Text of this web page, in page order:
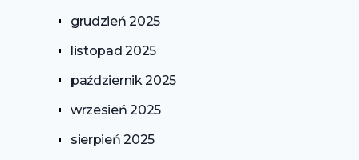
grudzień 2025
listopad 2025
październik 2025
wrzesień 2025
sierpień 2025